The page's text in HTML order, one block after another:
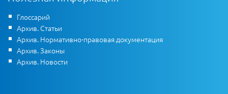
Глоссарий
Архив. Статьи
Архив. Нормативно-правовая документация
Архив. Законы
Архив. Новости